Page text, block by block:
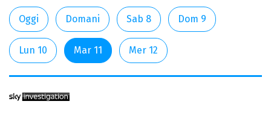
Oggi Domani Sab 8 Dom 9
Lun 10 Mar 11 Mer 12